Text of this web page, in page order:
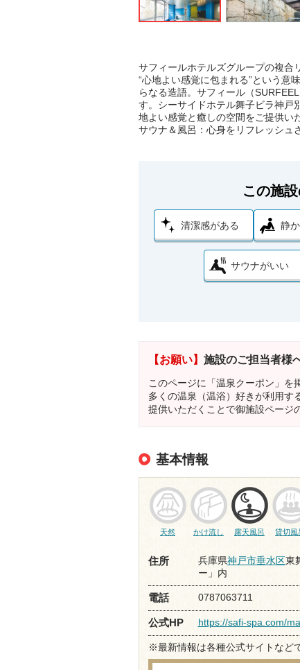
サフィールホテルズグループの複合
“心地よい感覚に包まれる”という意
らなる造語。サフィール（
す。シーサイドホテル舞子ビラ神戸
地よい感覚と癒しの空間をご提供い
サウナ＆風呂：心身をリフレッシュ
この施
清潔感がある 静
サウナがいい
【お願い】 施設のご担当者様
このページに「温泉クーポン」を
多くの温泉（温浴）好きが利用す
提供いただくことで御施設ページ
基本情報
天然 かけ流し 露天風呂 貸切風
住所 兵庫県神戸市垂水区東
ー」内
電話 0787063711
公式HP https://safi-spa.com/
※最新情報は各種公式サイトなど